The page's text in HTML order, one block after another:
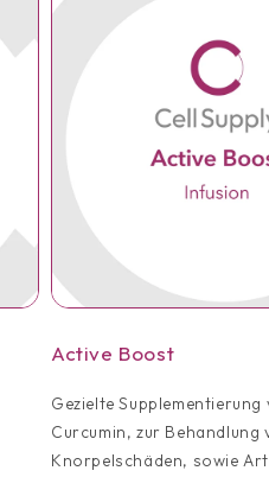
Active Boost
Gezielte Supplementierung
Curcumin, zur Behandlung
Knorpelschäden, sowie